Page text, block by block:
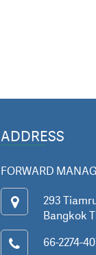
ADDRESS
FORWARD
293
Bangkok
66-2274-